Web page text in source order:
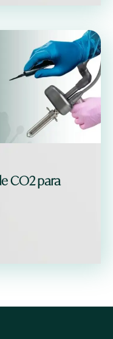
CO2 para